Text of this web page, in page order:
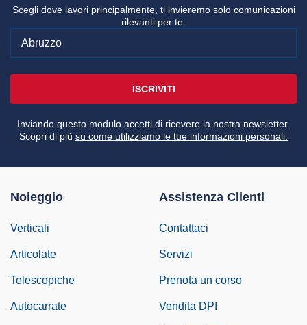
Scegli dove lavori principalmente, ti invieremo solo comunicazioni
rilevanti per te.
ISCRIVITI
Inviando questo modulo accetti di ricevere la nostra newsletter.
Scopri di più su come utilizziamo le tue informazioni personali.
Noleggio
Verticali
Articolate
Telescopiche
Autocarrate
Assistenza Clienti
Contattaci
Servizi
Prenota un corso
Vendita DPI